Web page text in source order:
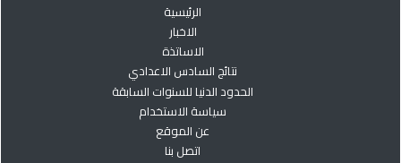
الرئيسية
الاخبار
الاساتذة
نتائج السادس الاعدادي
الحدود الدنيا للسنوات السابقة
سياسة الاستخدام
عن الموقع
اتصل بنا